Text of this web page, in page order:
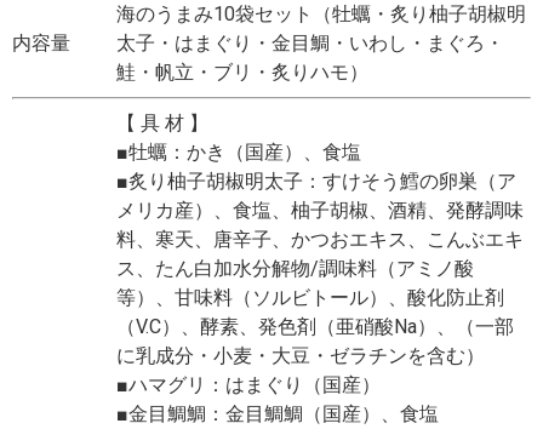
内容量
海のうまみ10袋セット（牡蠣・炙り柚子胡椒明
太子・はまぐり・金目鯛・いわし・まぐろ・
鮭・帆立・ブリ・炙りハモ）
【 具 材 】
■牡蠣：かき（国産）、食塩
■炙り柚子胡椒明太子：すけそう鱈の卵巣（ア
メリカ産）、食塩、柚子胡椒、酒精、発酵調味
料、寒天、唐辛子、かつおエキス、こんぶエキ
ス、たん白加水分解物/調味料（アミノ酸
等）、甘味料（ソルビトール）、酸化防止剤
（V.C）、酵素、発色剤（亜硝酸Na）、（一部
に乳成分・小麦・大豆・ゼラチンを含む）
■ハマグリ：はまぐり（国産）
■金目鯛鯛：金目鯛鯛（国産）、食塩